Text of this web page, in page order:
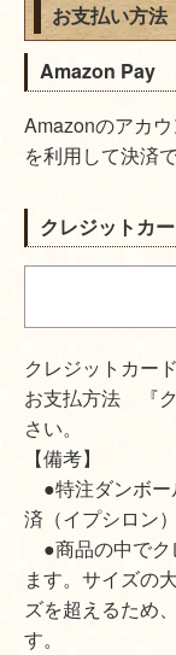
お支払い方法
Amazon Pay
Amazonのアカ
を利用して決済
クレジットカ
クレジットカー
お支払方法 『
さい。
【備考】
●特注ダンボー
済（イプシロン
●商品の中でク
ます。サイズの
ズを超えるため
す。